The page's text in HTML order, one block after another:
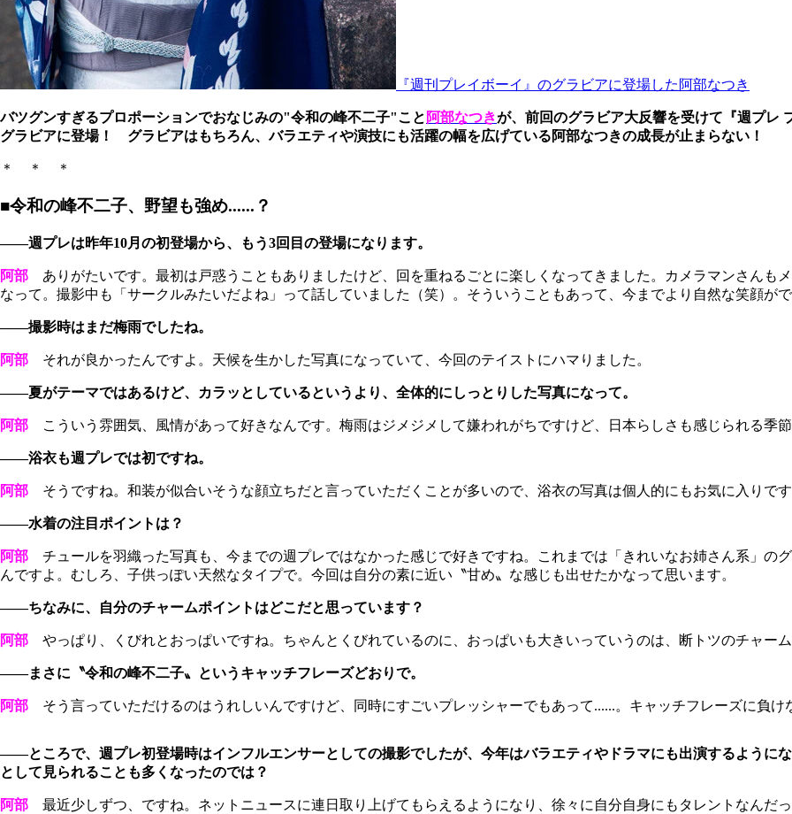
『週刊プレイボーイ』のグラビアに登場した阿部なつき
バツグンすぎるプロポーションでおなじみの"令和の峰不二子"こと 阿部なつきが、前回のグラビア大反響を受けて『週プレ
グラビアに登場！ グラビアはもちろん、バラエティや演技にも活躍の幅を広げている阿部なつきの成長が止まらない！
＊ ＊ ＊
■令和の峰不二子、野望も強め......？
――週プレは昨年10月の初登場から、もう3回目の登場になります。
阿部 ありがたいです。最初は戸惑うこともありましたけど、回を重ねるごとに楽しくなってきました。カメラマンさんも
なって。撮影中も「サークルみたいだよね」って話していました（笑）。そういうこともあって、今までより自然な笑顔が
――撮影時はまだ梅雨でしたね。
阿部 それが良かったんですよ。天候を生かした写真になっていて、今回のテイストにハマりました。
――夏がテーマではあるけど、カラッとしているというより、全体的にしっとりした写真になって。
阿部 こういう雰囲気、風情があって好きなんです。梅雨はジメジメして嫌われがちですけど、日本らしさも感じられる季
――浴衣も週プレでは初ですね。
阿部 そうですね。和装が似合いそうな顔立ちだと言っていただくことが多いので、浴衣の写真は個人的にもお気に入りで
――水着の注目ポイントは？
阿部 チュールを羽織った写真も、今までの週プレではなかった感じで好きですね。これまでは「きれいなお姉さん系」の
んですよ。むしろ、子供っぽい天然なタイプで。今回は自分の素に近い〝甘め〟な感じも出せたかなって思います。
――ちなみに、自分のチャームポイントはどこだと思っています？
阿部 やっぱり、くびれとおっぱいですね。ちゃんとくびれているのに、おっぱいも大きいっていうのは、断トツのチャー
――まさに〝令和の峰不二子〟というキャッチフレーズどおりで。
阿部 そう言っていただけるのはうれしいんですけど、同時にすごいプレッシャーでもあって......。キャッチフレーズに負
――ところで、週プレ初登場時はインフルエンサーとしての撮影でしたが、今年はバラエティやドラマにも出演するように
として見られることも多くなったのでは？
阿部 最近少しずつ、ですね。ネットニュースに連日取り上げてもらえるようになり、徐々に自分自身にもタレントなんだ